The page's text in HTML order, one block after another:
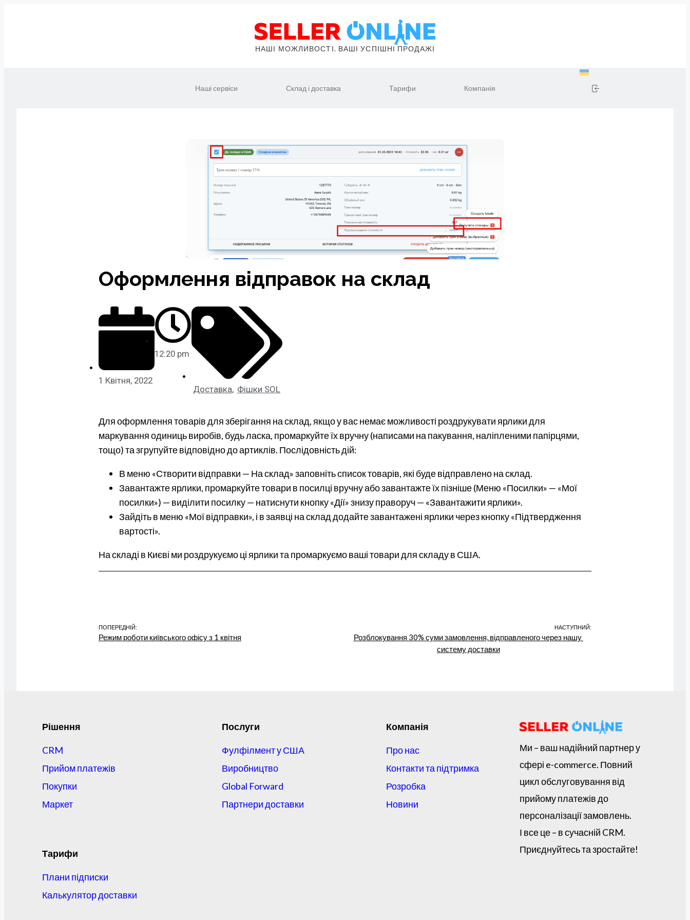
НАШІ МОЖЛИВОСТІ. ВАШІ УСПІШНІ ПРОДАЖІ
Наші сервіси Склад і доставка Тарифи Компанія
Оформлення відправок на склад
1 Квітня, 2022
12:20 pm
Доставка, Фішки SOL
Для оформлення товарів для зберігання на склад, якщо у вас немає можливості роздрукувати ярлики для
маркування одиниць виробів, будь ласка, промаркуйте їх вручну (написами на пакування, наліпленими папірцями,
тощо) та згрупуйте відповідно до артиклів. Послідовність дій:
В меню «Створити відправки — На склад» заповніть список товарів, які буде відправлено на склад.
Завантажте ярлики, промаркуйте товари в посилці вручну або завантажте їх пізніше (Меню «Посилки» — «Мої
посилки») — виділити посилку — натиснути кнопку «Дії» знизу праворуч — «Завантажити ярлики».
Зайдіть в меню «Мої відправки», і в заявці на склад додайте завантажені ярлики через кнопку «Підтвердження
вартості».
На складі в Києві ми роздрукуємо ці ярлики та промаркуємо ваші товари для складу в США.
ПОПЕРЕДНІЙ:
Режим роботи київського офісу з 1 квітня
НАСТУПНИЙ:
Розблокування 30% суми замовлення, відправленого через нашу
систему доставки
Рішення
CRM
Прийом платежів
Покупки
Маркет
Тарифи
Плани підписки
Калькулятор доставки
Послуги
Фулфілмент у США
Виробництво
Global Forward
Партнери доставки
Компанія
Про нас
Контакти та підтримка
Розробка
Новини
Ми – ваш надійний партнер у
сфері e-commerce. Повний
цикл обслуговування від
прийому платежів до
персоналізації замовлень.
І все це – в сучасній CRM.
Приєднуйтесь та зростайте!